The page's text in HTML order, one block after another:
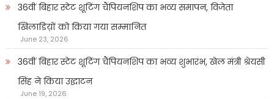
36वीं बिहार स्टेट शूटिंग चैंपियनशिप का भव्य समापन, विजेता
खिलाडिय़ों को किया गया सम्मानित
June 23, 2026
36वीं बिहार स्टेट शूटिंग चैंपियनशिप का भव्य शुभारंभ, खेल मंत्री श्रेयसी
सिंह ने किया उद्घाटन
June 19, 2026